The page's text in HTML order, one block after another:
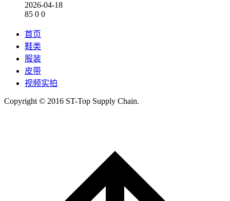
2026-04-18
85 0 0
首页
鞋类
服装
皮带
视频实拍
Copyright © 2016 ST-Top Supply Chain.